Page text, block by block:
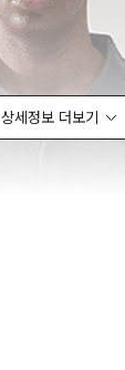
상세정보 더보기